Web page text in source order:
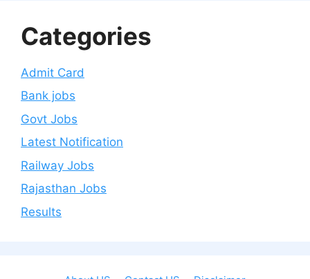
Categories
Admit Card
Bank jobs
Govt Jobs
Latest Notification
Railway Jobs
Rajasthan Jobs
Results